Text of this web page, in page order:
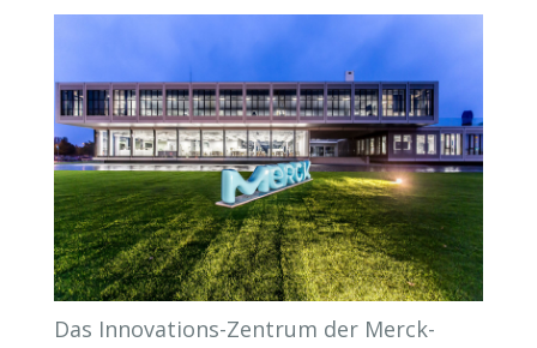
Das Innovations-Zentrum der Merck-